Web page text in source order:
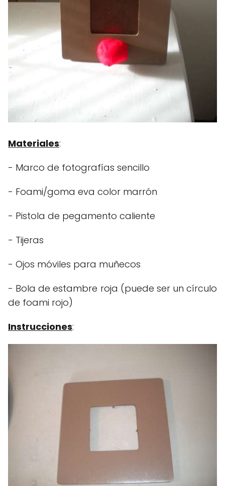
Materiales:
- Marco de fotografías sencillo
- Foami/goma eva color marrón
- Pistola de pegamento caliente
- Tijeras
- Ojos móviles para muñecos
- Bola de estambre roja (puede ser un círculo
de foami rojo)
Instrucciones: